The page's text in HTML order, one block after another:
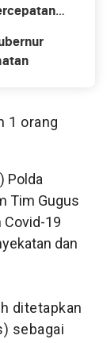
1 orang
Polda
Tim Gugus
Covid-19
dan
ditetapkan
sebagai